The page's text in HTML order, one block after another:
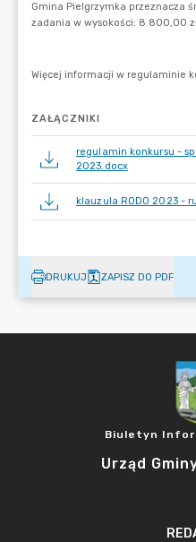
ZAŁĄCZNIKI
regulamin konkursu -
2023.docx
klauzula RODO 2023 -
DRUKUJ ZAPISZ DO PDF
Biuletyn
Urząd